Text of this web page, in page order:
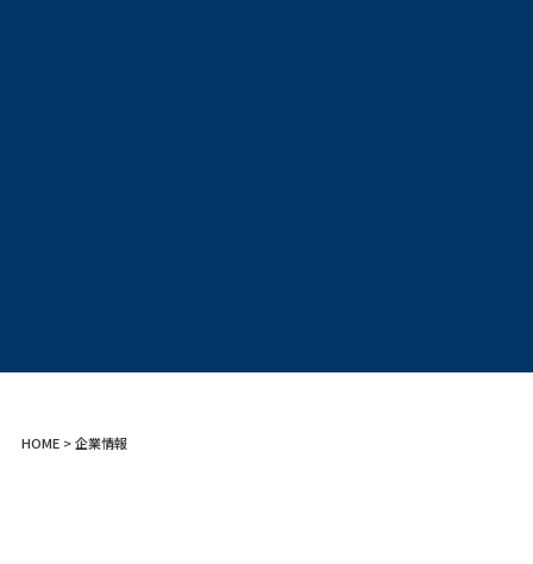
HOME> 企業情報